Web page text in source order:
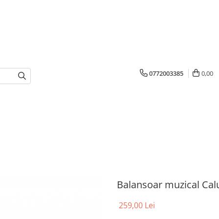
0772003385 0,00
Balansoar muzical
259,00 Lei